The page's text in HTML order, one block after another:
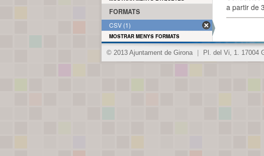
a partir de
FORMATS
CSV (1)
MOSTRAR MENYS FORMATS
© 2013 Ajuntament de Girona Pl. del Vi, 1. 17004